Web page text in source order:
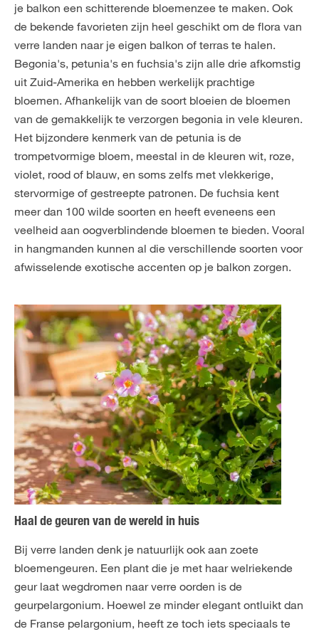
je balkon een schitterende bloemenzee te maken. Ook
de bekende favorieten zijn heel geschikt om de flora van
verre landen naar je eigen balkon of terras te halen.
Begonia's, petunia's en fuchsia's zijn alle drie afkomstig
uit Zuid-Amerika en hebben werkelijk prachtige
bloemen. Afhankelijk van de soort bloeien de bloemen
van de gemakkelijk te verzorgen begonia in vele kleuren.
Het bijzondere kenmerk van de petunia is de
trompetvormige bloem, meestal in de kleuren wit, roze,
violet, rood of blauw, en soms zelfs met vlekkerige,
stervormige of gestreepte patronen. De fuchsia kent
meer dan 100 wilde soorten en heeft eveneens een
veelheid aan oogverblindende bloemen te bieden. Vooral
in hangmanden kunnen al die verschillende soorten voor
afwisselende exotische accenten op je balkon zorgen.
Haal de geuren van de wereld in huis
Bij verre landen denk je natuurlijk ook aan zoete
bloemengeuren. Een plant die je met haar welriekende
geur laat wegdromen naar verre oorden is de
geurpelargonium. Hoewel ze minder elegant ontluikt dan
de Franse pelargonium, heeft ze toch iets speciaals te